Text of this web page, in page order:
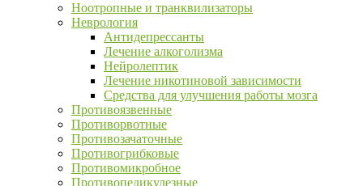
Ноотропные и транквилизаторы
Неврология
Антидепрессанты
Лечение алкоголизма
Нейролептик
Лечение никотиновой зависимости
Средства для улучшения работы мозга
Противоязвенные
Противорвотные
Противозачаточные
Противогрибковые
Противомикробное
Противопедикулезные